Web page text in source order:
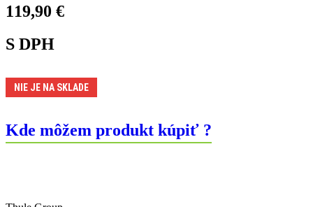
119,90 €
S DPH
NIE JE NA SKLADE
Kde môžem produkt kúpiť ?